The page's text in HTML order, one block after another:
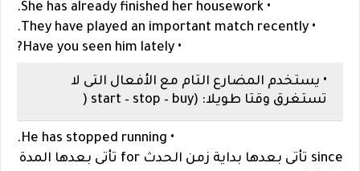
• She has already finished her housework.
• They have played an important match recently.
• Have you seen him lately?
• يستخدم المضارع التام مع الأفعال التى لا
تستغرق وقتا طويلا: (start – stop – buy (
• He has stopped running.
since تأتى بعدها بداية زمن الحدث for تأتى بعدها المدة